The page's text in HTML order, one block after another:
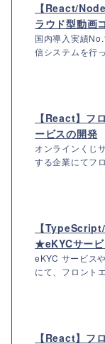
【React/
ラウド型動画
国内導入実績
信システムを行
【React】フ
ービスの開発
オンラインくじ
する企業にてフ
【
★eKYCサー
eKYC サービス
にて、フロント
【React】フ